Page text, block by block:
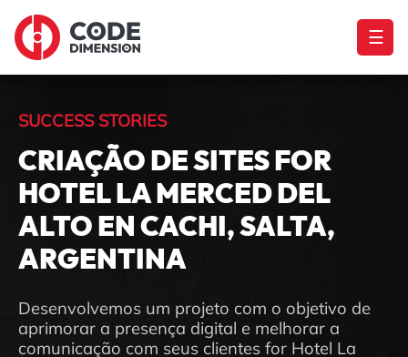
☰
SUCCESS STORIES
CRIAÇÃO DE SITES FOR
HOTEL LA MERCED DEL
ALTO EN CACHI, SALTA,
ARGENTINA
Desenvolvemos um projeto com o objetivo de
aprimorar a presença digital e melhorar a
comunicação com seus clientes for Hotel La